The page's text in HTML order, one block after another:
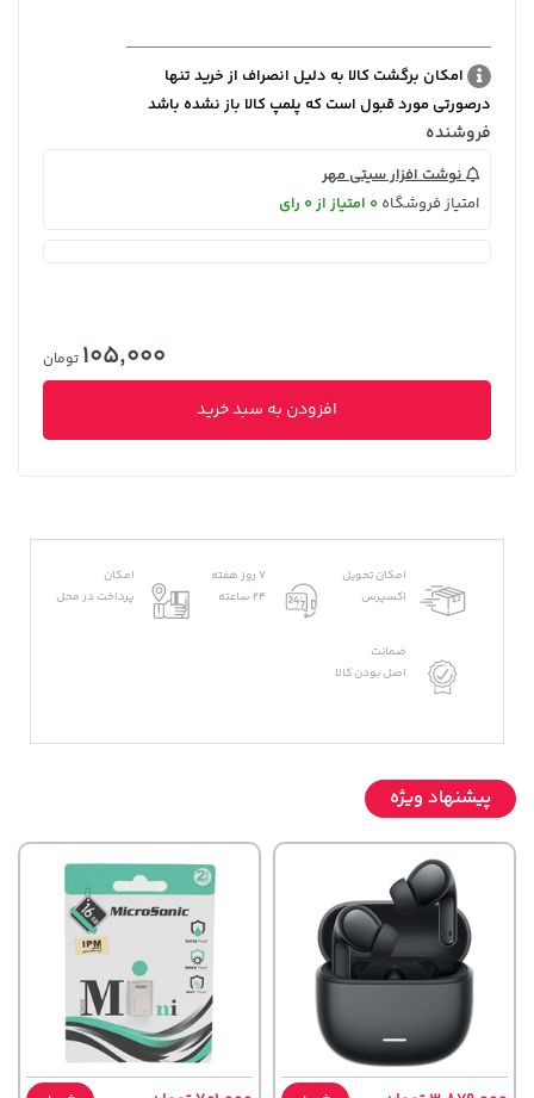
امکان برگشت کالا به دلیل انصراف از خرید تنها
درصورتی مورد قبول است که پلمپ کالا باز نشده باشد
فروشنده
نوشت افزار سیتی مهر
امتیاز فروشگاه 0 امتیاز از 0 رای
105,000 تومان
افزودن به سبد خرید
امکان تحویل
اکسپرس
7 روز هفته
24 ساعته
امکان
پرداخت در محل
ضمانت
اصل بودن کالا
پیشنهاد ویژه